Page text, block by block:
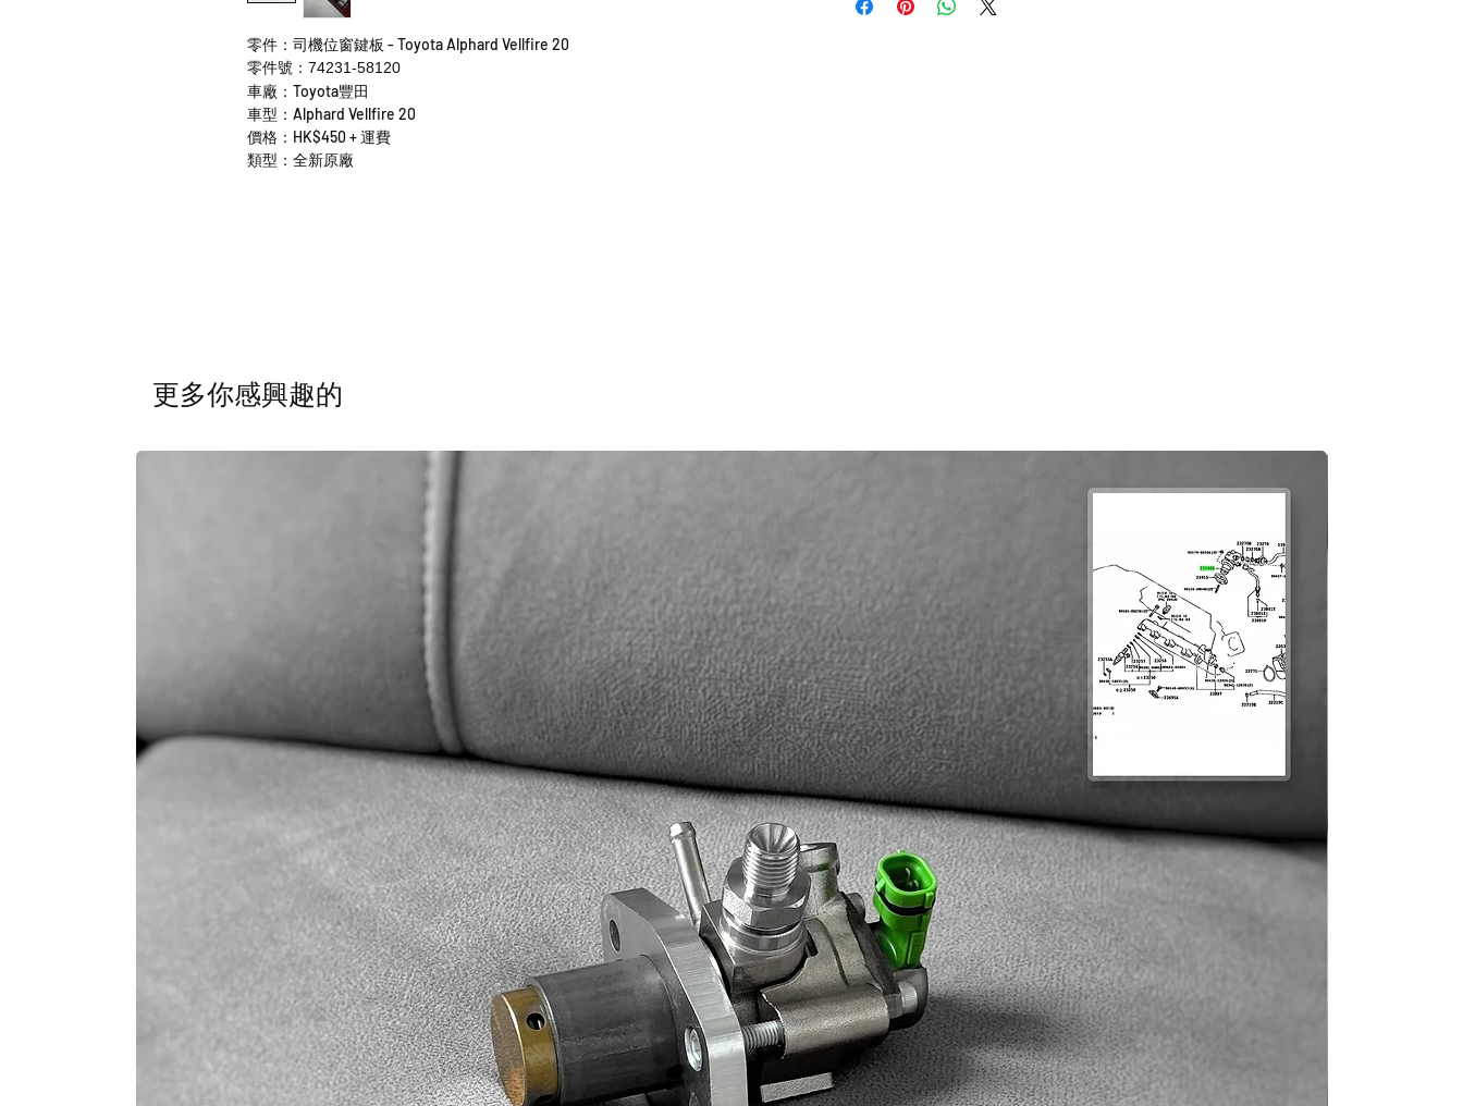
零件：司機位窗鍵板 - Toyota Alphard Vellfire 20
零件號：74231-58120
車廠：Toyota豐田
車型：Alphard Vellfire 20
價格：HK$450 + 運費
類型：全新原廠
根據零件的庫存狀況，交貨日期可能會延遲。如果發
​更多你感興趣的